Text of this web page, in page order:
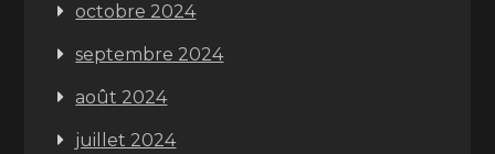
octobre 2024
septembre 2024
août 2024
juillet 2024